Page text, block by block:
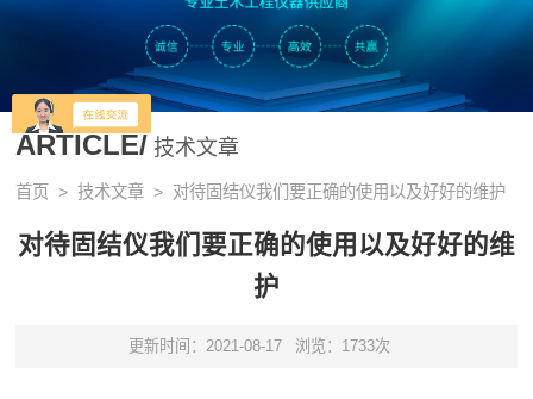
ARTICLE/ 技术文章
首页 >技术文章 > 对待固结仪我们要正确的使用以及好好的维护
对待固结仪我们要正确的使用以及好好的维
护
更新时间：2021-08-17 浏览：1733次